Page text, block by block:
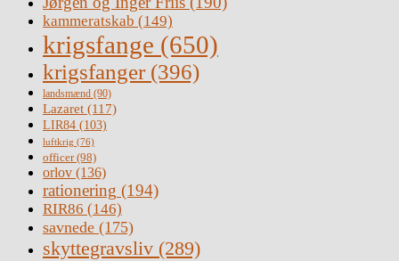
kammeratskab (149)
krigsfange (650)
krigsfanger (396)
landsmænd (90)
Lazaret (117)
LIR84 (103)
luftkrig (76)
officer(98)
orlov (136)
rationering (194)
RIR86 (146)
savnede (175)
skyttegravsliv (289)